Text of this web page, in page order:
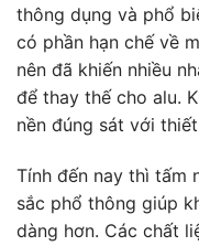
thông dụng và phổ
có phần hạn chế về
nên đã khiến nhiều
để thay thế cho alu.
nền đúng sát với
Tính đến nay thì tấm
sắc phổ thông giúp
dàng hơn. Các chất